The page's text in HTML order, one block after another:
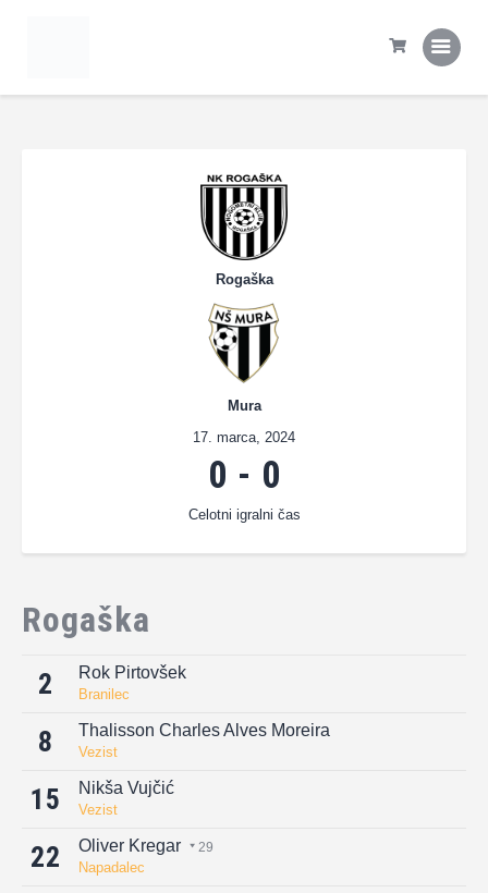
Statistika
Šola NK Rogaška
Rogaška
Mura
17. marca, 2024
0 - 0
Celotni igralni čas
Rogaška
2 Rok Pirtovšek
Branilec
8 Thalisson Charles Alves Moreira
Vezist
15 Nikša Vujčić
Vezist
22 Oliver Kregar 29
Napadalec